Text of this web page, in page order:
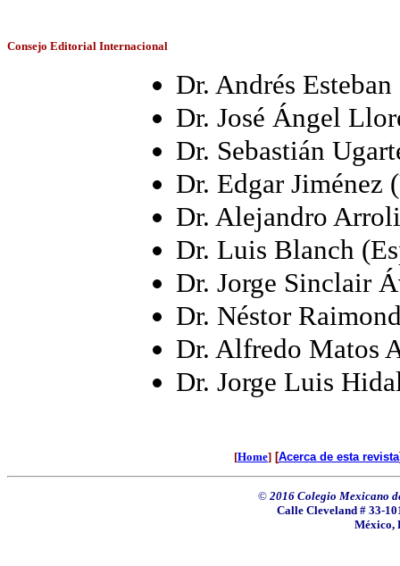
Consejo Editorial Internacional
Dr. Andrés Esteban
Dr. José Ángel
Dr. Sebastián
Dr. Edgar Jiménez
Dr. Alejandro
Dr. Luis Blanch
Dr. Jorge Sinclair
Dr. Néstor
Dr. Alfredo Matos
Dr. Jorge Luis
[Home] [Acerca de esta revista
©2016 Colegio Mexicano
Calle Cleveland # 33-
México,